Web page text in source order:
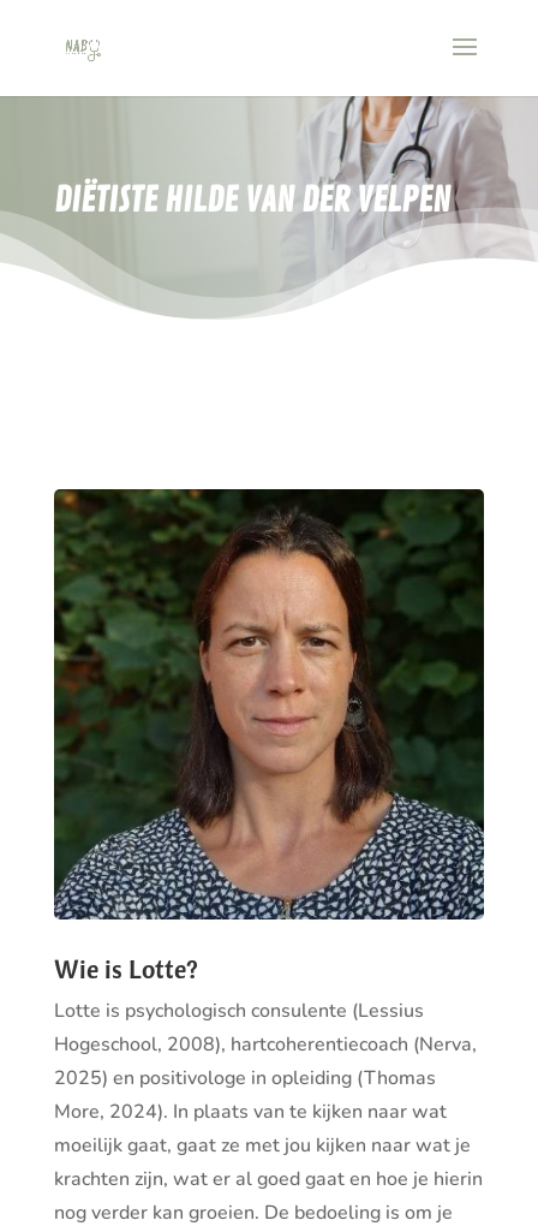
DIËTISTE HILDE VAN DER VELPEN
Wie is Lotte?
Lotte is psychologisch consulente (Lessius
Hogeschool, 2008), hartcoherentiecoach (Nerva,
2025) en positivologe in opleiding (Thomas
More, 2024). In plaats van te kijken naar wat
moeilijk gaat, gaat ze met jou kijken naarwat je
krachten zijn, wat er al goed gaat en hoe je hierin
nog verder kan groeien. De bedoeling is om je